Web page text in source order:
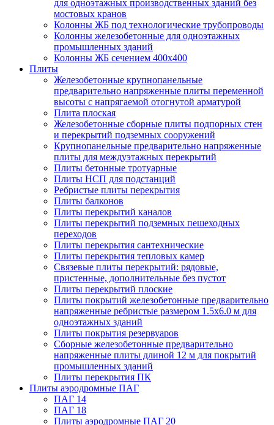
для одноэтажных производственных зданий без
мостовых кранов
Колонны ЖБ под технологические трубопроводы
Колонны железобетонные для одноэтажных
промышленных зданий
Колонны ЖБ сечением 400х400
Плиты
Железобетонные крупнопанельные
предварительно напряженные плиты переменной
высоты с напрягаемой отогнутой арматурой
Плита плоская
Железобетонные сборные плиты подпорных стен
и перекрытий подземных сооружений
Крупнопанельные предварительно напряженные
плиты для междуэтажных перекрытий
Плиты бетонные тротуарные
Плиты НСП для подстанций
Ребристые плиты перекрытия
Плиты балконов
Плиты перекрытий каналов
Плиты перекрытий подземных пешеходных
переходов
Плиты перекрытия сантехнические
Плиты перекрытия тепловых камер
Связевые плиты перекрытий: рядовые,
пристенные, дополнительные без пустот
Плиты перекрытий плоские
Плиты покрытий железобетонные предварительно
напряженные ребристые размером 1.5х6.0 м для
одноэтажных зданий
Плиты покрытия резервуаров
Сборные железобетонные предварительно
напряженные плиты длиной 12 м для покрытий
промышленных зданий
Плиты перекрытия ПК
Плиты аэродромные ПАГ
ПАГ 14
ПАГ 18
Плиты аэродромные ПАГ 20